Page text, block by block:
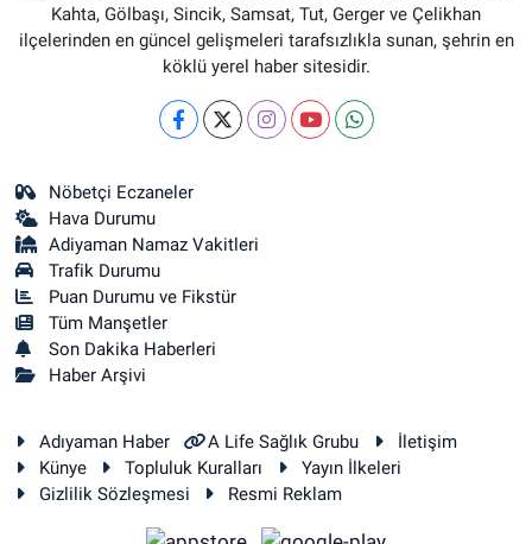
Kahta, Gölbaşı, Sincik, Samsat, Tut, Gerger ve Çelikhan
ilçelerinden en güncel gelişmeleri tarafsızlıkla sunan, şehrin en
köklü yerel haber sitesidir.
Nöbetçi Eczaneler
Hava Durumu
Adiyaman Namaz Vakitleri
Trafik Durumu
Puan Durumu ve Fikstür
Tüm Manşetler
Son Dakika Haberleri
Haber Arşivi
Adıyaman Haber A Life Sağlık Grubu
İletişim
Künye
Topluluk Kuralları
Yayın İlkeleri
Gizlilik Sözleşmesi
Resmi Reklam